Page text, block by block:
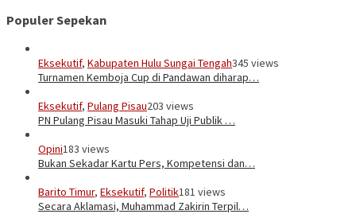
Populer Sepekan
Eksekutif, Kabupaten Hulu Sungai Tengah345 views
Turnamen Kemboja Cup di Pandawan diharap…
Eksekutif, Pulang Pisau203 views
PN Pulang Pisau Masuki Tahap Uji Publik …
Opini183 views
Bukan Sekadar Kartu Pers, Kompetensi dan…
Barito Timur, Eksekutif, Politik181 views
Secara Aklamasi, Muhammad Zakirin Terpil…